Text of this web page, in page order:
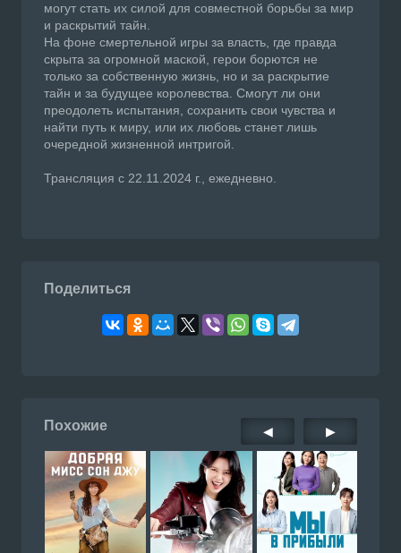
могут стать их силой для совместной борьбы за мир
и раскрытий тайн.
На фоне смертельной игры за власть, где правда
скрыта за огромной маской, герои борются не
только за собственную жизнь, но и за раскрытие
тайн и за будущее королевства. Смогут ли они
преодолеть испытания, сохранить свои чувства и
найти путь к миру, или их любовь станет лишь
очередной жизненной интригой.
Трансляция с 22.11.2024 г., ежедневно.
Поделиться
Похожие ◀ ▶